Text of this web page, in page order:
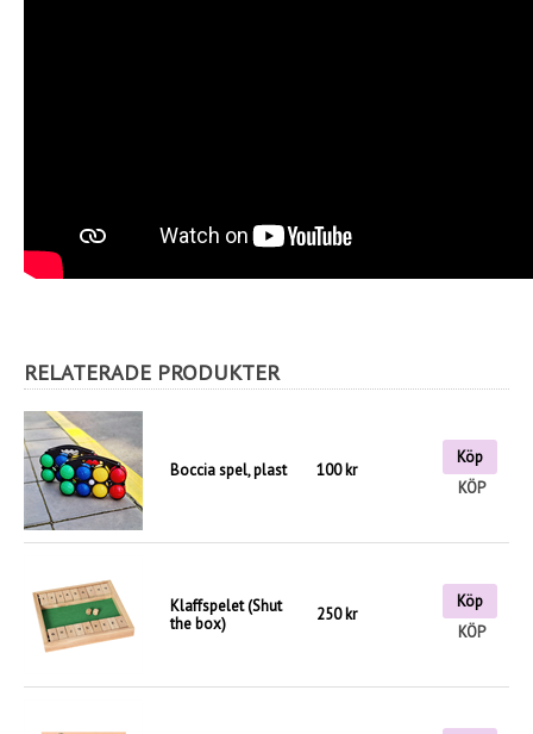
RELATERADE PRODUKTER
Boccia spel, plast 100 kr
Köp
KÖP
Klaffspelet (Shut
the box)
250 kr
Köp
KÖP